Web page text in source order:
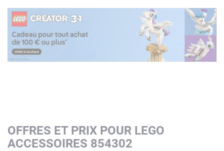
OFFRES ET PRIX POUR LEGO
ACCESSOIRES 854302